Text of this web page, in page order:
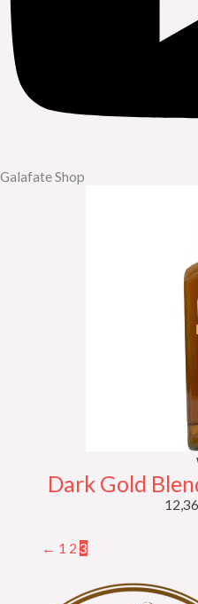
Galafate Shop
Dark Gold
← 1 2 3